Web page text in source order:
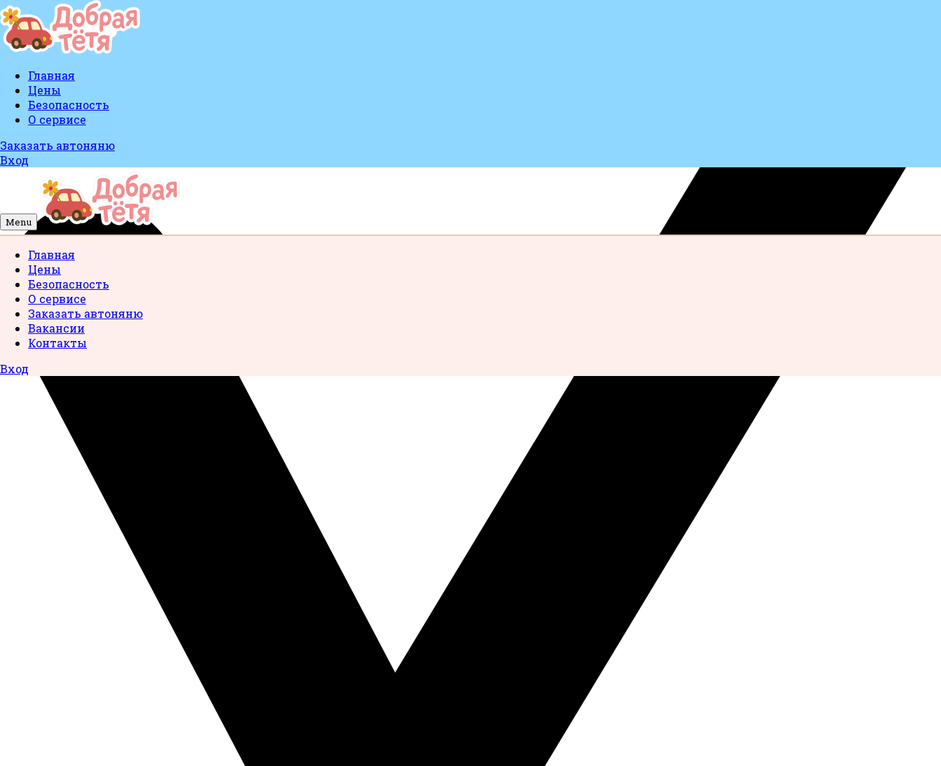
Главная
Цены
Безопасность
О сервисе
Заказать автоняню
Вход
Menu
Главная
Цены
Безопасность
О сервисе
Заказать автоняню
Вакансии
Контакты
Вход